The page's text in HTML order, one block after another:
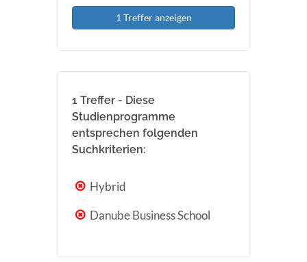
1 Treffer anzeigen
1 Treffer - Diese
Studienprogramme
entsprechen folgenden
Suchkriterien:
Hybrid
Danube Business School